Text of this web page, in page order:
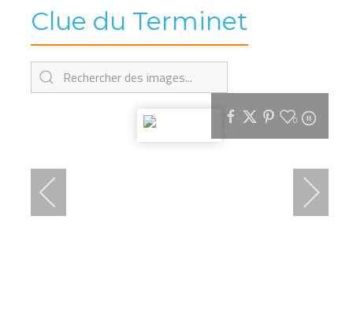
Clue du Terminet
0